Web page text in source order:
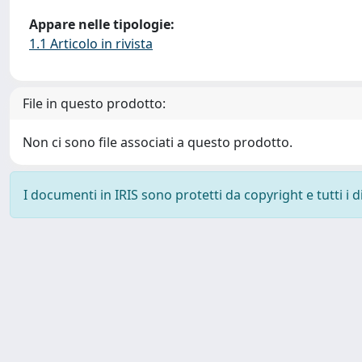
Appare nelle tipologie:
1.1 Articolo in rivista
File in questo prodotto:
Non ci sono file associati a questo prodotto.
I documenti in IRIS sono protetti da copyright e tutti i